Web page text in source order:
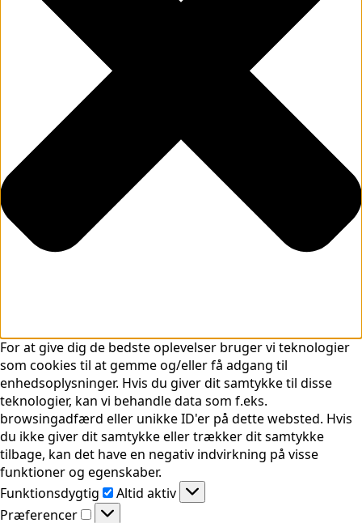
For at give dig de bedste oplevelser bruger vi teknologier
som cookies til at gemme og/eller få adgang til
enhedsoplysninger. Hvis du giver dit samtykke til disse
teknologier, kan vi behandle data som f.eks.
browsingadfærd eller unikke ID'er på dette websted. Hvis
du ikke giver dit samtykke eller trækker dit samtykke
tilbage, kan det have en negativ indvirkning på visse
funktioner og egenskaber.
Funktionsdygtig
Funktionsdygtig
Altid aktiv
Præferencer
Præferencer